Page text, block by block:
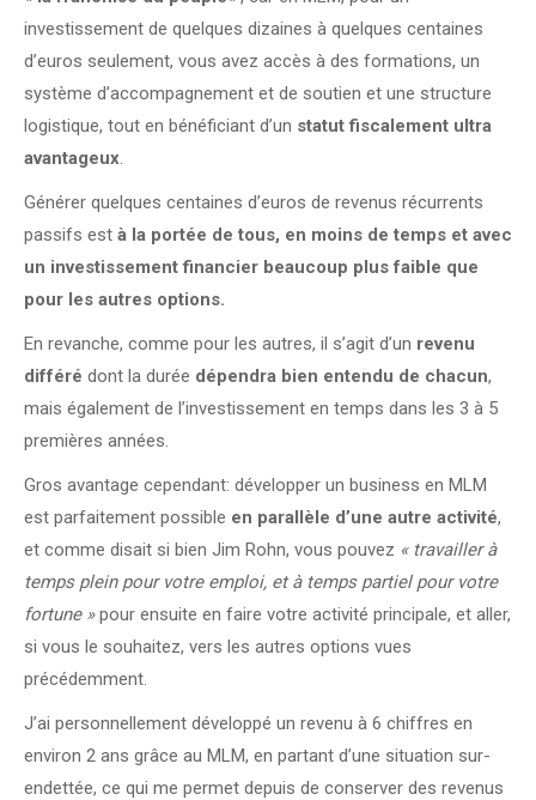
investissement de quelques dizaines à quelques centaines
d’euros seulement, vous avez accès à des formations, un
système d’accompagnement et de soutien et une structure
logistique, tout en bénéficiant d’un statut fiscalement ultra
avantageux.
Générer quelques centaines d’euros de revenus récurrents
passifs est à la portée de tous, en moins de temps et avec
un investissement financier beaucoup plus faible que
pour les autres options.
En revanche, comme pour les autres, il s’agit d’un revenu
différé dont la durée dépendra bien entendu de chacun,
mais également de l’investissement en temps dans les 3 à 5
premières années.
Gros avantage cependant: développer un business en MLM
est parfaitement possible en parallèle d’une autre activité,
et comme disait si bien Jim Rohn, vous pouvez « travailler à
temps plein pour votre emploi, et à temps partiel pour votre
fortune »pour ensuite en faire votre activité principale, et aller,
si vous le souhaitez, vers les autres options vues
précédemment.
J’ai personnellement développé un revenu à 6 chiffres en
environ 2 ans grâce au MLM, en partant d’une situation sur-
endettée, ce qui me permet depuis de conserver des revenus